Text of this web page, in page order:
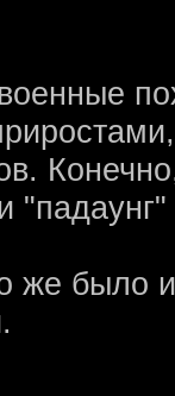
же было